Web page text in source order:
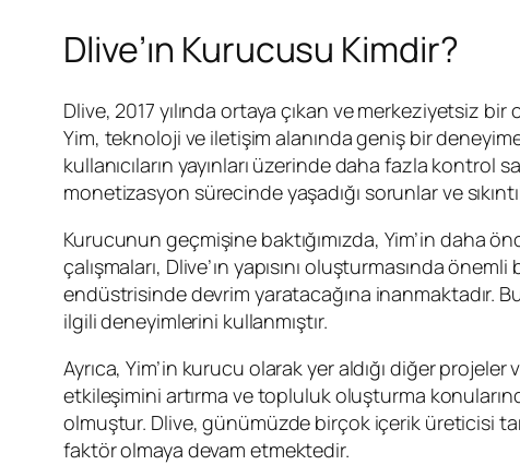
Dlive’ın Kurucusu Kimdir?
Dlive, 2017 yılında ortaya çıkan ve merkeziyetsiz
Yim, teknoloji ve iletişim alanında geniş bir
kullanıcıların yayınları üzerinde daha fazla kontrol
monetizasyon sürecinde yaşadığı sorunlar ve
Kurucunun geçmişine baktığımızda, Yim’in daha
çalışmaları, Dlive’ın yapısını oluşturmasında
endüstrisinde devrim yaratacağına inanmaktadır.
ilgili deneyimlerini kullanmıştır.
Ayrıca, Yim’in kurucu olarak yer aldığı diğer
etkileşimini artırma ve topluluk oluşturma
olmuştur. Dlive, günümüzde birçok içerik üreticisi
faktör olmaya devam etmektedir.